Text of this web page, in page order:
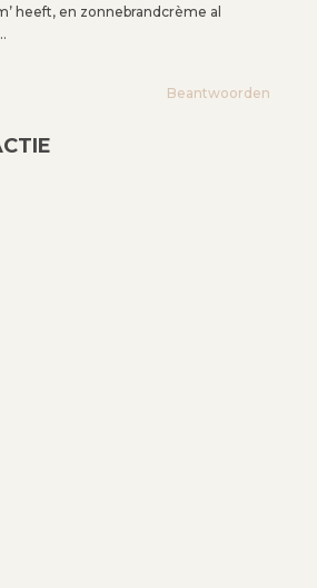
heeft, en zonnebrandcrème al
Beantwoorden